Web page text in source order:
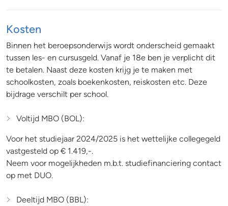
Kosten
Binnen het beroepsonderwijs wordt onderscheid gemaakt
tussen les- en cursusgeld. Vanaf je 18e ben je verplicht dit
te betalen. Naast deze kosten krijg je te maken met
schoolkosten, zoals boekenkosten, reiskosten etc. Deze
bijdrage verschilt per school.
Voltijd MBO (BOL):
Voor het studiejaar 2024/2025 is het wettelijke collegegeld
vastgesteld op € 1.419,-.
Neem voor mogelijkheden m.b.t. studiefinanciering contact
op met DUO.
Deeltijd MBO (BBL):